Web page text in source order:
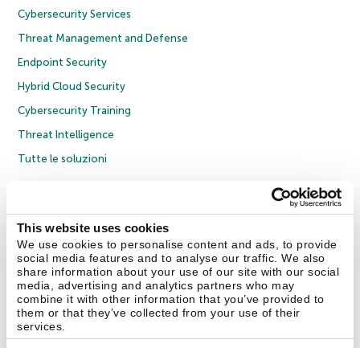
This website uses cookies
We use cookies to personalise content and ads, to provide
social media features and to analyse our traffic. We also
share information about your use of our site with our social
media, advertising and analytics partners who may
combine it with other information that you’ve provided to
them or that they’ve collected from your use of their
services.
Cybersecurity Services
Threat Management and Defense
Endpoint Security
Hybrid Cloud Security
Cybersecurity Training
Threat Intelligence
Tutte le soluzioni
Informativa sulla privacy
Policy anticorruzione
Contratto di licenza B2C
Cookies
Contatti Chi siamo Partner Blog Centro risorse Comunicati stampa
Securelist Eugene Personal Blog Encyclopedia